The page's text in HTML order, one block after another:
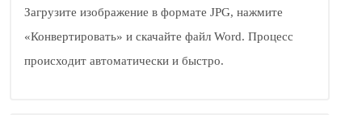
Загрузите изображение в формате JPG, нажмите
«Конвертировать» и скачайте файл Word. Процесс
происходит автоматически и быстро.